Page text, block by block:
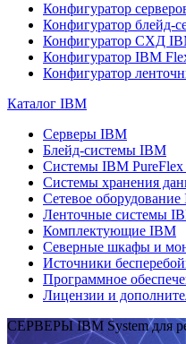
Конфигуратор
Конфигуратор блейд-
Конфигуратор СХД
Конфигуратор IBM
Конфигуратор
Каталог IBM
Серверы IBM
Блейд-системы IBM
Системы IBM PureFlex
Системы хранения
Сетевое
Ленточные системы
Комплектующие IBM
Северные шкафы и
Источники
Программное
Лицензии и
СЕРВЕРЫ IBM System для